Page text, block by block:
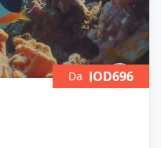
Da JOD696